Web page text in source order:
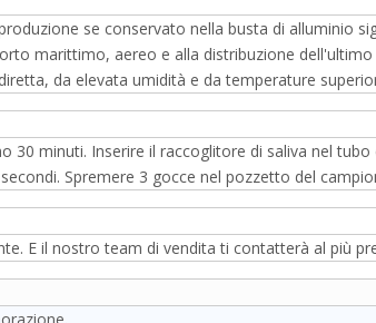
se conservato nella busta di alluminio
marittimo, aereo e alla distribuzione
da elevata umidità e da temperature
minuti. Inserire il raccoglitore di saliva nel tubo
Spremere 3 gocce nel pozzetto del
E il nostro team di vendita ti contatterà al più